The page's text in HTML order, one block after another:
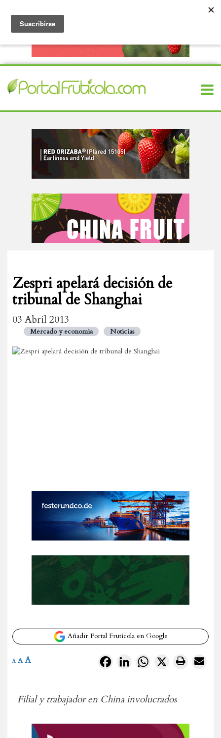
Zespri apelará decisión de
tribunal de Shanghai
03 Abril 2013
Mercado y economia Noticias
Añadir Portal Frutícola en Google
FacebookLinkedInWhatsApp
X
A A A
Filial y trabajador en China involucrados